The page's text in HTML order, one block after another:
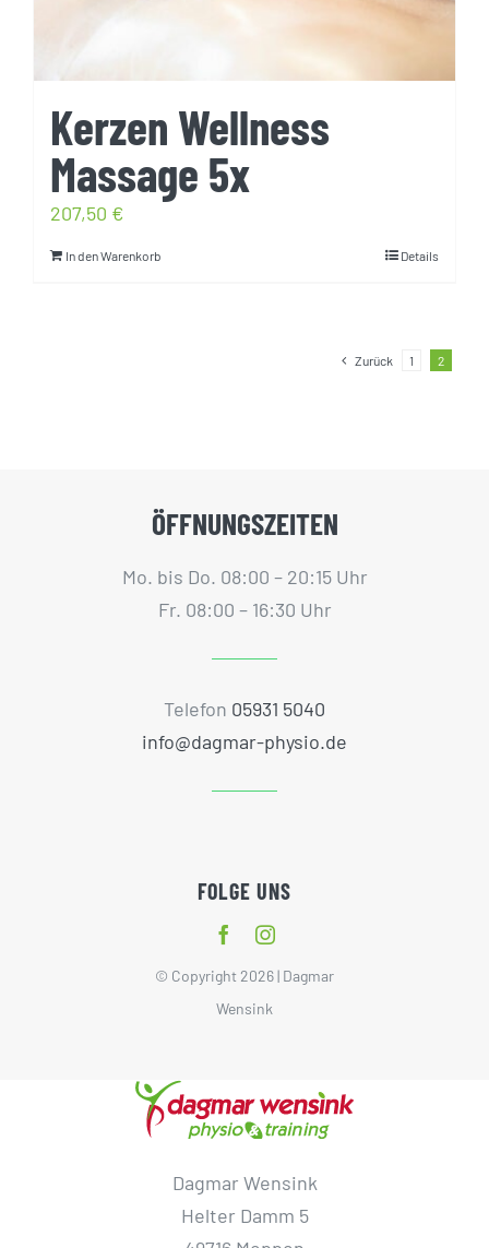
Kerzen Wellness
Massage 5x
207,50 €
In den Warenkorb Details
Zurück 1 2
ÖFFNUNGSZEITEN
Mo. bis Do. 08:00 – 20:15 Uhr
Fr. 08:00 – 16:30 Uhr
Telefon 05931 5040
info@dagmar-physio.de
FOLGE UNS
© Copyright 2026 | Dagmar
Wensink
Dagmar Wensink
Helter Damm 5